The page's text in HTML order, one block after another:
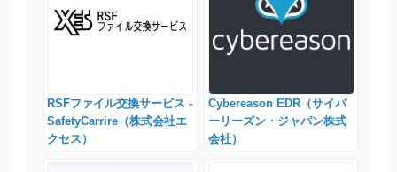
RSFファイル交換サービス -
SafetyCarrire（株式会社エ
クセス）
Cybereason EDR（サイバ
ーリーズン・ジャパン株式
会社）